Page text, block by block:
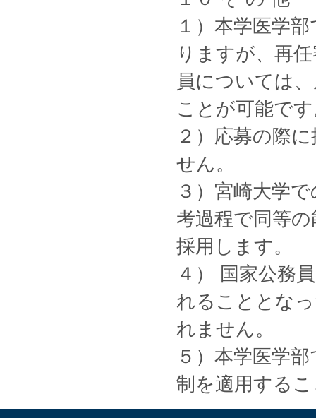
１）本学医学
りますが、再
員については
ことが可能で
２）応募の際
せん。
３）宮崎大学
考過程で同等
採用します。
４） 国家公務
れることとな
れません。
５）本学医学
制を適用する